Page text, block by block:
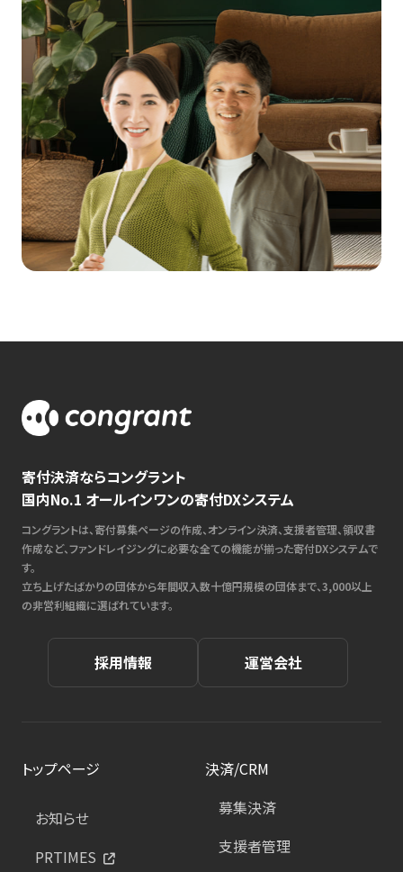
寄付決済ならコングラント
国内No.1 オールインワンの寄付DXシステム
コングラントは、寄付募集ページの作成、オンライン決済、支援者管理、領収書
作成など、ファンドレイジングに必要な全ての機能が揃った寄付DXシステムで
す。
立ち上げたばかりの団体から年間収入数十億円規模の団体まで、3,000以上
の非営利組織に選ばれています。
採用情報 運営会社
トップページ
お知らせ
PRTIMES
決済/CRM
募集決済
支援者管理